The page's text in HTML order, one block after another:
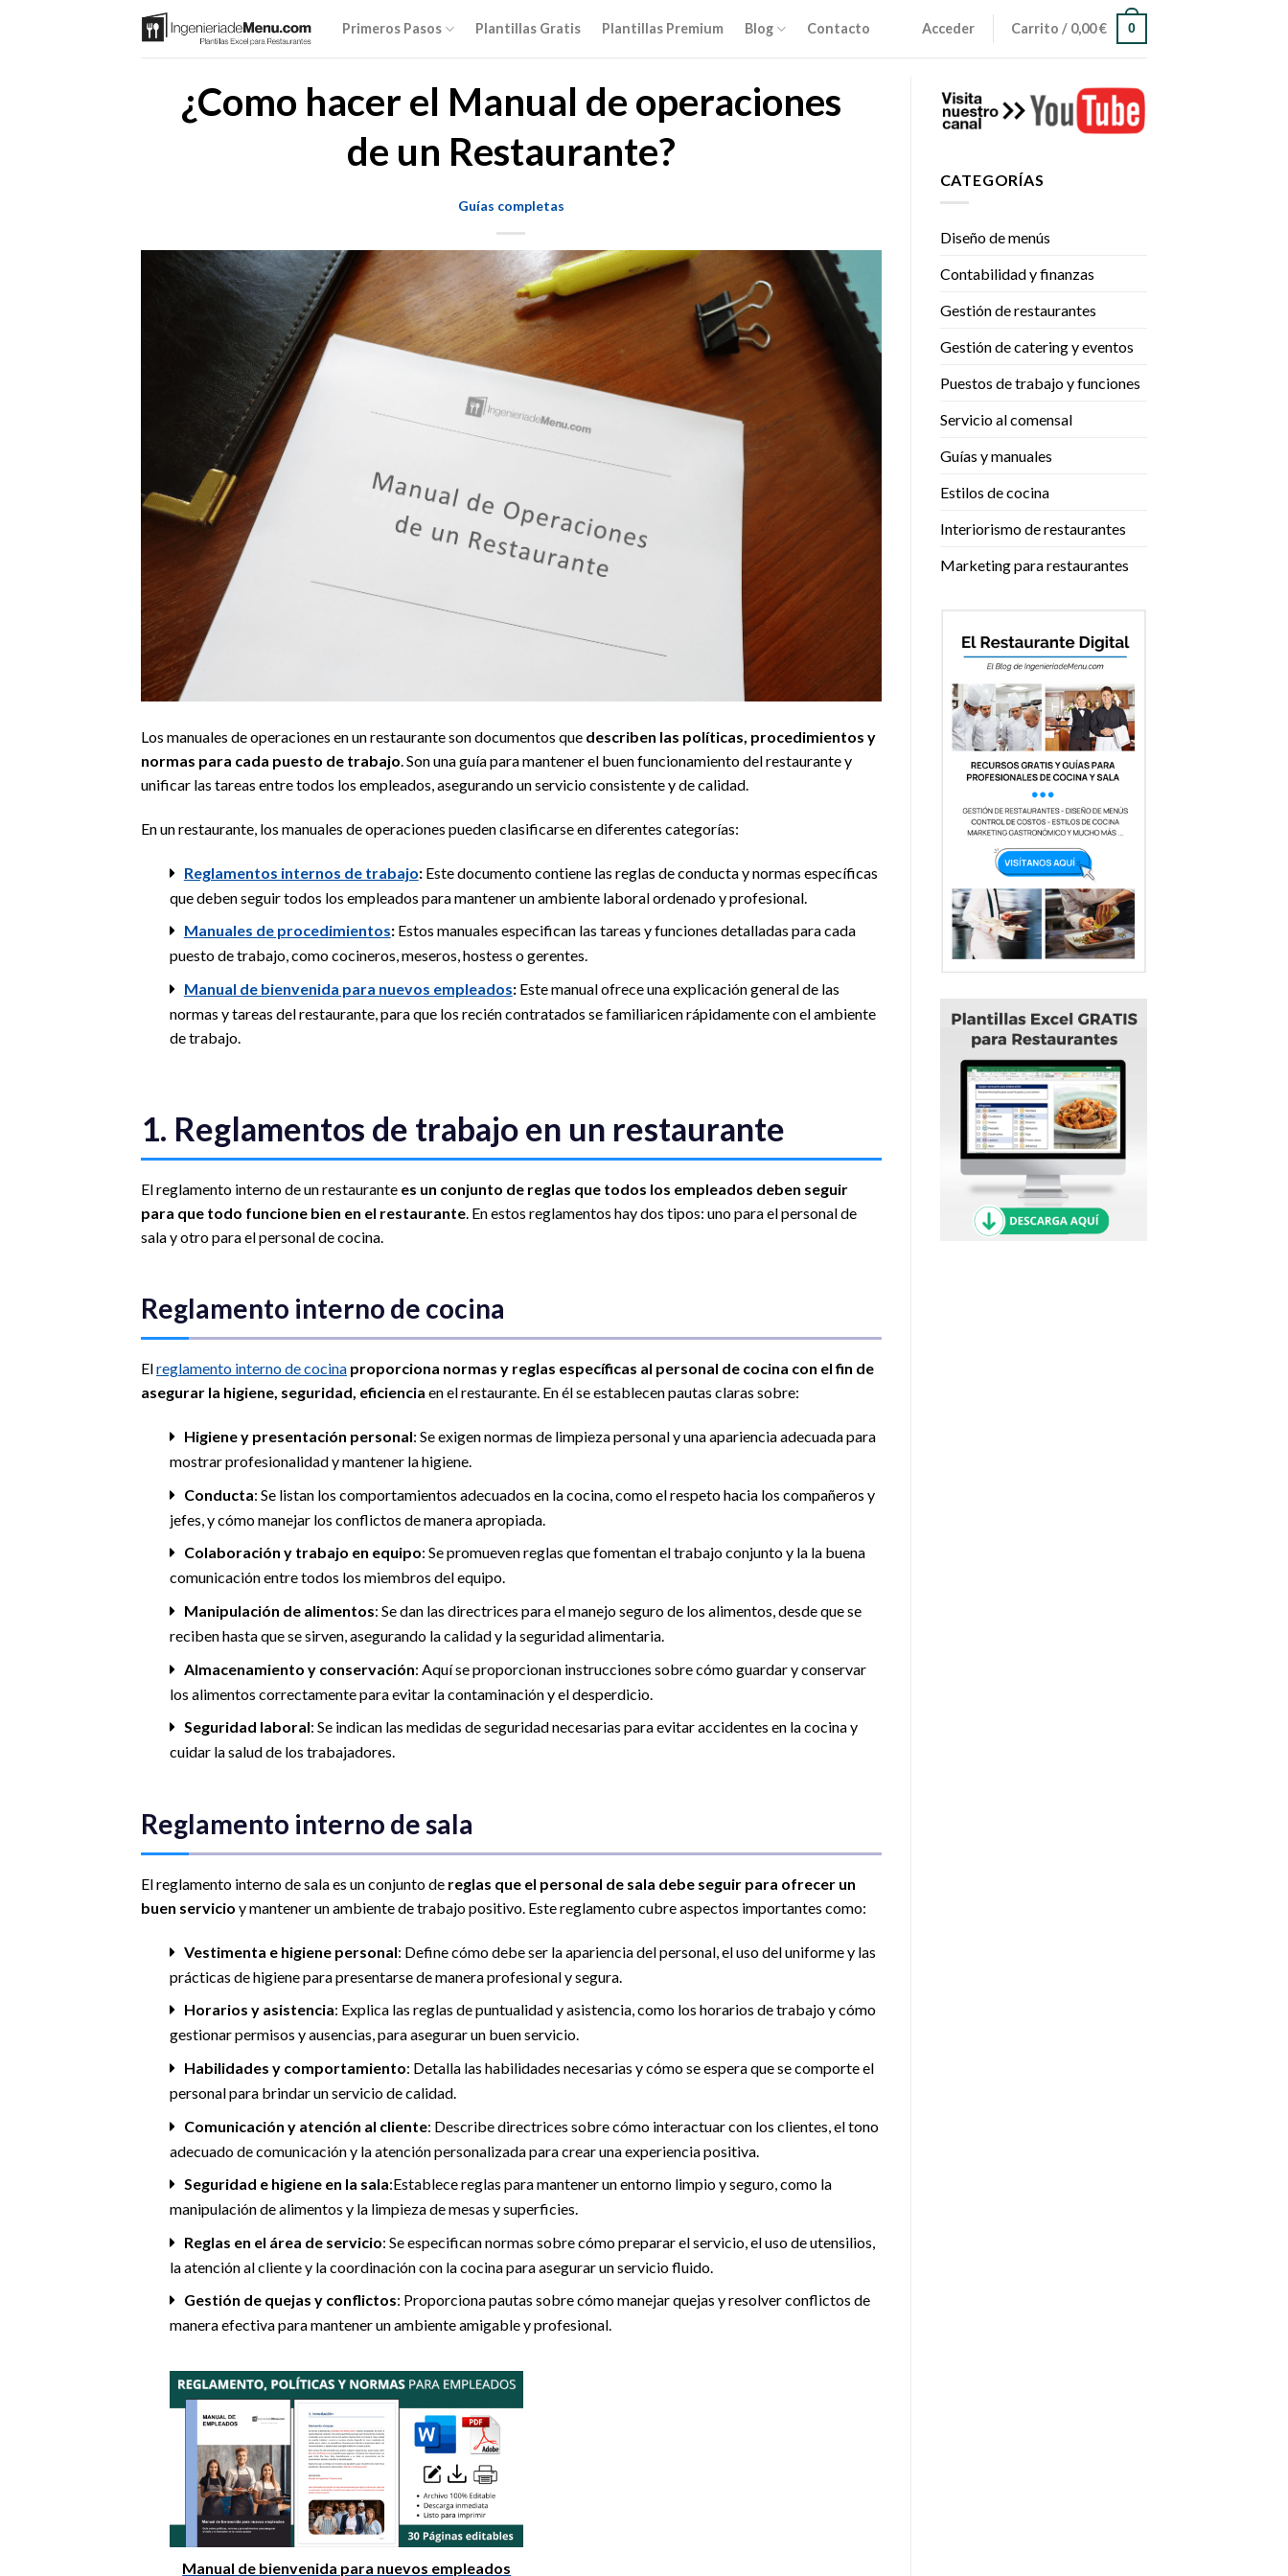
Primeros Pasos Plantillas Gratis Plantillas Premium Blog Contacto Acceder Carrito / 0,00€ 0
¿Como hacer el Manual de operaciones
de un Restaurante?
Guías completas
Los manuales de operaciones en un restaurante son documentos que describen las políticas, procedimientos y
normas para cada puesto de trabajo. Son una guía para mantener el buen funcionamiento del restaurante y
unificar las tareas entre todos los empleados, asegurando un servicio consistente y de calidad.
En un restaurante, los manuales de operaciones pueden clasificarse en diferentes categorías:
Reglamentos internos de trabajo:Este documento contiene las reglas de conducta y normas específicas
que deben seguir todos los empleados para mantener un ambiente laboral ordenado y profesional.
Manuales de procedimientos:Estos manuales especifican las tareas y funciones detalladas para cada
puesto de trabajo, como cocineros, meseros, hostess o gerentes.
Manual de bienvenida para nuevos empleados:Este manual ofrece una explicación general de las
normas y tareas del restaurante, para que los recién contratados se familiaricen rápidamente con el ambiente
de trabajo.
1. Reglamentos de trabajo en un restaurante
El reglamento interno de un restaurante es un conjunto de reglas que todos los empleados deben seguir
para que todo funcione bien en el restaurante . En estos reglamentos hay dos tipos: uno para el personal de
sala y otro para el personal de cocina.
Reglamento interno de cocina
Elreglamento interno de cocina proporciona normas y reglas específicas al personal de cocina con el fin de
asegurar la higiene, seguridad, eficiencia en el restaurante. En él se establecen pautas claras sobre:
Higiene y presentación personal: Se exigen normas de limpieza personal y una apariencia adecuada para
mostrar profesionalidad y mantener la higiene.
Conducta: Se listan los comportamientos adecuados en la cocina, como el respeto hacia los compañeros y
jefes, y cómo manejar los conflictos de manera apropiada.
Colaboración y trabajo en equipo: Se promueven reglas que fomentan el trabajo conjunto y la la buena
comunicación entre todos los miembros del equipo.
Manipulación de alimentos: Se dan las directrices para el manejo seguro de los alimentos, desde que se
reciben hasta que se sirven, asegurando la calidad y la seguridad alimentaria.
Almacenamiento y conservación: Aquí se proporcionan instrucciones sobre cómo guardar y conservar
los alimentos correctamente para evitar la contaminación y el desperdicio.
Seguridad laboral: Se indican las medidas de seguridad necesarias para evitar accidentes en la cocina y
cuidar la salud de los trabajadores.
Reglamento interno de sala
El reglamento interno de sala es un conjunto de reglas que el personal de sala debe seguir para ofrecer un
buen servicio y mantener un ambiente de trabajo positivo. Este reglamento cubre aspectos importantes como:
Vestimenta e higiene personal: Define cómo debe ser la apariencia del personal, el uso del uniforme y las
prácticas de higiene para presentarse de manera profesional y segura.
Horarios y asistencia: Explica las reglas de puntualidad y asistencia, como los horarios de trabajo y cómo
gestionar permisos y ausencias, para asegurar un buen servicio.
Habilidades y comportamiento: Detalla las habilidades necesarias y cómo se espera que se comporte el
personal para brindar un servicio de calidad.
Comunicación y atención al cliente: Describe directrices sobre cómo interactuar con los clientes, el tono
adecuado de comunicación y la atención personalizada para crear una experiencia positiva.
Seguridad e higiene en la sala:Establece reglas para mantener un entorno limpio y seguro, como la
manipulación de alimentos y la limpieza de mesas y superficies.
Reglas en el área de servicio: Se especifican normas sobre cómo preparar el servicio, el uso de utensilios,
la atención al cliente y la coordinación con la cocina para asegurar un servicio fluido.
Gestión de quejas y conflictos: Proporciona pautas sobre cómo manejar quejas y resolver conflictos de
manera efectiva para mantener un ambiente amigable y profesional.
Manual de bienvenida para nuevos empleados
CATEGORÍAS
Diseño de menús
Contabilidad y finanzas
Gestión de restaurantes
Gestión de catering y eventos
Puestos de trabajo y funciones
Servicio al comensal
Guías y manuales
Estilos de cocina
Interiorismo de restaurantes
Marketing para restaurantes